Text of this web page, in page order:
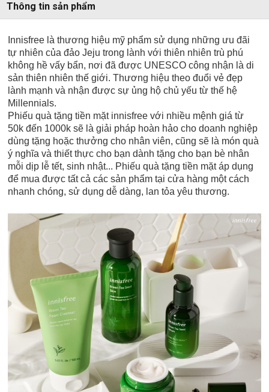
Thông tin sản phẩm
Innisfree là thương hiệu mỹ phẩm sử dụng những ưu đãi
tự nhiên của đảo Jeju trong lành với thiên nhiên trù phú
không hề vấy bẩn, nơi đã được UNESCO công nhận là di
sản thiên nhiên thế giới. Thương hiệu theo đuổi vẻ đẹp
lành mạnh và nhận được sự ủng hộ chủ yếu từ thế hệ
Millennials.
Phiếu quà tặng tiền mặt innisfree với nhiều mệnh giá từ
50k đến 1000k sẽ là giải pháp hoàn hảo cho doanh nghiệp
dùng tặng hoặc thưởng cho nhân viên, cũng sẽ là món quà
ý nghĩa và thiết thực cho bạn dành tặng cho bạn bè nhân
mỗi dịp lễ tết, sinh nhật... Phiếu quà tặng tiền mặt áp dụng
để mua được tất cả các sản phẩm tại cửa hàng một cách
nhanh chóng, sử dụng dễ dàng, lan tỏa yêu thương.